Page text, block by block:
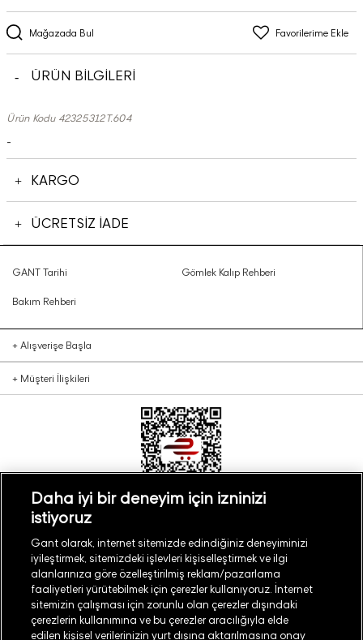
Mağazada Bul Favorilerime Ekle
ÜRÜN BİLGİLERİ
Ürün Kodu 42325312T.604
-
KARGO
ÜCRETSİZ İADE
GANT Tarihi Gömlek Kalıp Rehberi
Bakım Rehberi
+ Alışverişe Başla
+ Müşteri İlişkileri
Türkiye Mağaza Bul
©2026GANT
Daha iyi bir deneyim için izninizi
istiyoruz
Gant olarak, internet sitemizde edindiğiniz deneyiminizi
iyileştirmek, sitemizdeki işlevleri kişiselleştirmek ve ilgi
alanlarınıza göre özelleştirilmiş reklam/pazarlama
faaliyetleri yürütebilmek için çerezler kullanıyoruz. İnternet
sitemizin çalışması için zorunlu olan çerezler dışındaki
çerezlerin kullanımına ve bu çerezler aracılığıyla elde
edilen kişisel verilerinizin yurt dışına aktarılmasına onay